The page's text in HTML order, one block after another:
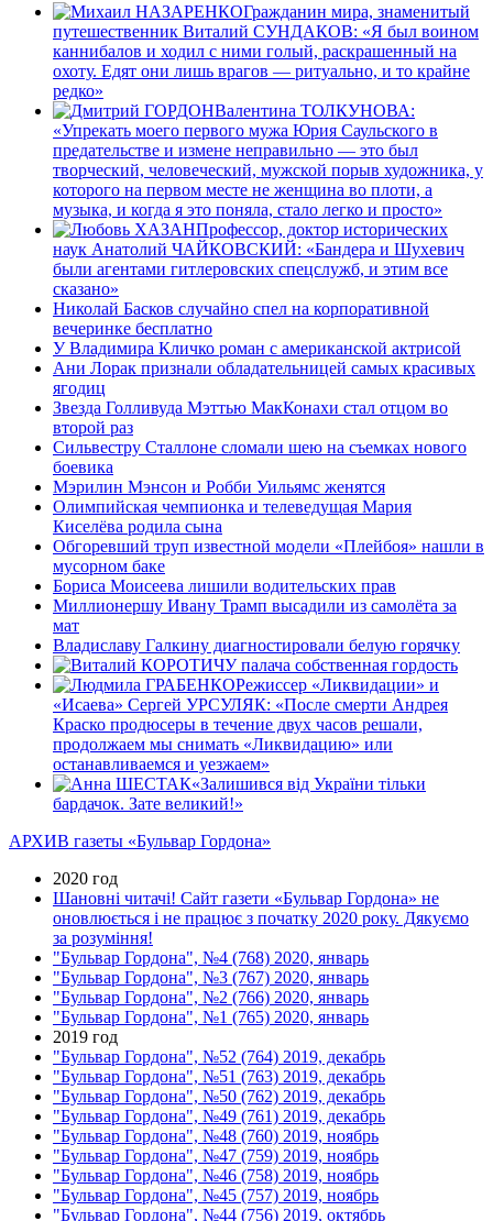
Гражданин мира, знаменитый
путешественник Виталий СУНДАКОВ: «Я был воином
каннибалов и ходил с ними голый, раскрашенный на
охоту. Едят они лишь врагов — ритуально, и то крайне
редко»
Валентина ТОЛКУНОВА:
«Упрекать моего первого мужа Юрия Саульского в
предательстве и измене неправильно — это был
творческий, человеческий, мужской порыв художника, у
которого на первом месте не женщина во плоти, а
музыка, и когда я это поняла, стало легко и просто»
Профессор, доктор исторических
наук Анатолий ЧАЙКОВСКИЙ: «Бандера и Шухевич
были агентами гитлеровских спецслужб, и этим все
сказано»
Николай Басков случайно спел на корпоративной
вечеринке бесплатно
У Владимира Кличко роман с американской актрисой
Ани Лорак признали обладательницей самых красивых
ягодиц
Звезда Голливуда Мэттью МакКонахи стал отцом во
второй раз
Сильвестру Сталлоне сломали шею на съемках нового
боевика
Мэрилин Мэнсон и Робби Уильямс женятся
Олимпийская чемпионка и телеведущая Мария
Киселёва родила сына
Обгоревший труп известной модели «Плейбоя» нашли в
мусорном баке
Бориса Моисеева лишили водительских прав
Миллионершу Ивану Трамп высадили из самолёта за
мат
Владиславу Галкину диагностировали белую горячку
У палача собственная гордость
Режиссер «Ликвидации» и
«Исаева» Сергей УРСУЛЯК: «После смерти Андрея
Краско продюсеры в течение двух часов решали,
продолжаем мы снимать «Ликвидацию» или
останавливаемся и уезжаем»
«Залишився вiд України тiльки
бардачок. Зате великий!»
АРХИВ газеты «Бульвар Гордона»
2020 год
Шановні читачі! Сайт газети «Бульвар Гордона» не
оновлюється і не працює з початку 2020 року. Дякуємо
за розуміння!
"Бульвар Гордона", №4 (768) 2020, январь
"Бульвар Гордона", №3 (767) 2020, январь
"Бульвар Гордона", №2 (766) 2020, январь
"Бульвар Гордона", №1 (765) 2020, январь
2019 год
"Бульвар Гордона", №52 (764) 2019, декабрь
"Бульвар Гордона", №51 (763) 2019, декабрь
"Бульвар Гордона", №50 (762) 2019, декабрь
"Бульвар Гордона", №49 (761) 2019, декабрь
"Бульвар Гордона", №48 (760) 2019, ноябрь
"Бульвар Гордона", №47 (759) 2019, ноябрь
"Бульвар Гордона", №46 (758) 2019, ноябрь
"Бульвар Гордона", №45 (757) 2019, ноябрь
"Бульвар Гордона", №44 (756) 2019, октябрь